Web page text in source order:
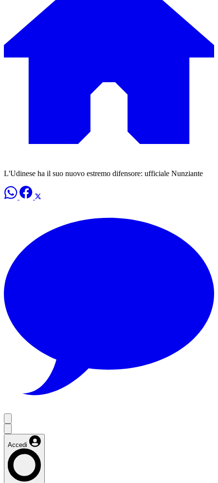
L'Udinese ha il suo nuovo estremo difensore: ufficiale Nunziante
Accedi